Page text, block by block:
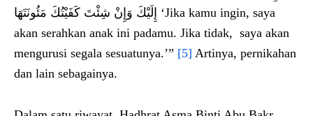
إِلَيْكَ وَإِنْ شِئْتَ كَفَيْتُكَ مَئُونَتَهَا ‘Jika kamu ingin, saya
akan serahkan anak ini padamu. Jika tidak, saya akan
mengurusi segala sesuatunya.’” [5] Artinya, pernikahan
dan lain sebagainya.